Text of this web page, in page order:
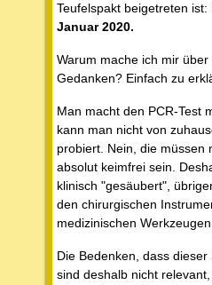
Teufelspakt beigetreten
Januar 2020.
Warum mache ich mir
Gedanken? Einfach zu
Man macht den PCR-Test
kann man nicht von
probiert. Nein, die müssen
absolut keimfrei sein.
klinisch "gesäubert",
den chirurgischen
medizinischen
Die Bedenken, dass
sind deshalb nicht